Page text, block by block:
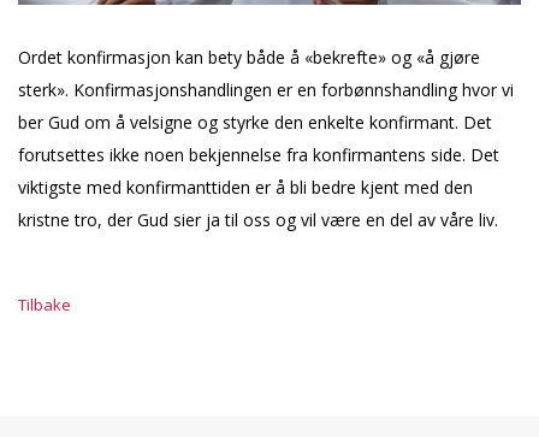
Ordet konfirmasjon kan bety både å «bekrefte» og «å gjøre
sterk». Konfirmasjonshandlingen er en forbønnshandling hvor vi
ber Gud om å velsigne og styrke den enkelte konfirmant. Det
forutsettes ikke noen bekjennelse fra konfirmantens side. Det
viktigste med konfirmanttiden er å bli bedre kjent med den
kristne tro, der Gud sier ja til oss og vil være en del av våre liv.
Tilbake